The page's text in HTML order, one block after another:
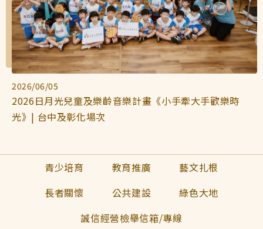
2026/06/05
2026日月光兒童及樂齡音樂計畫《小手牽大手歡樂時
光》| 台中及彰化場次
青少培育 教育推廣
藝文扎根
長者關懷
公共建設
綠色大地
誠信經營檢舉信箱/專線